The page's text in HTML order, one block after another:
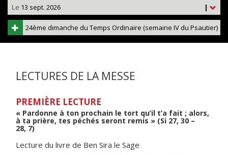
|
Le 13 sept. 2026
24ème dimanche du Temps Ordinaire (semaine IV du Psautier)
LECTURES DE LA MESSE
PREMIÈRE LECTURE
« Pardonne à ton prochain le tort qu’il t’a fait ; alors,
à ta prière, tes péchés seront remis » (Si 27, 30 –
28, 7)
Lecture du livre de Ben Sira le Sage